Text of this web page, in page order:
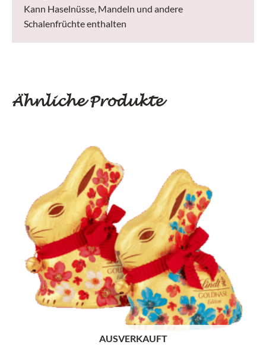
Kann Haselnüsse, Mandeln und andere
Schalenfrüchte enthalten
Ähnliche Produkte
AUSVERKAUFT